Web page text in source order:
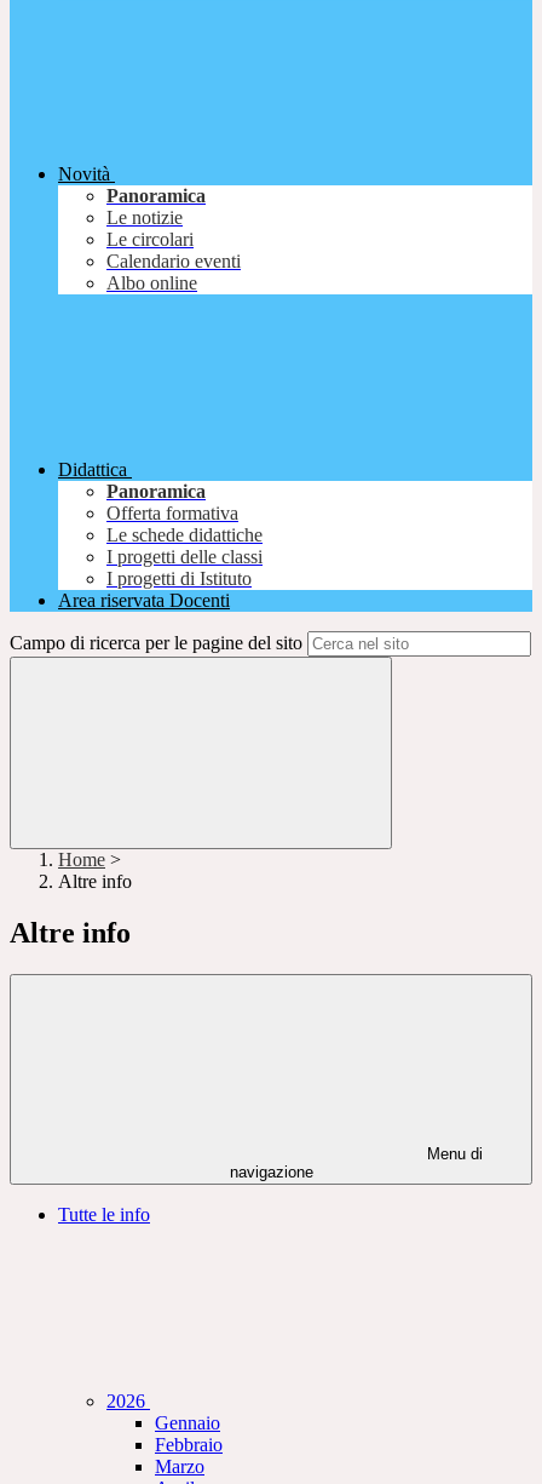
Novità
Panoramica
Le notizie
Le circolari
Calendario eventi
Albo online
Didattica
Panoramica
Offerta formativa
Le schede didattiche
I progetti delle classi
I progetti di Istituto
Area riservata Docenti
Campo di ricerca per le pagine del sito
Home >
Altre info
Altre info
Menu di
navigazione
Tutte le info
2026
Gennaio
Febbraio
Marzo